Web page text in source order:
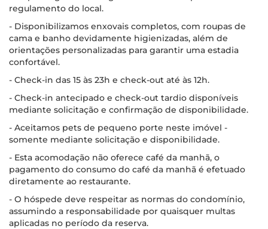
regulamento do local.
- Disponibilizamos enxovais completos, com roupas de
cama e banho devidamente higienizadas, além de
orientações personalizadas para garantir uma estadia
confortável.
- Check-in das 15 às 23h e check-out até às 12h.
- Check-in antecipado e check-out tardio disponíveis
mediante solicitação e confirmação de disponibilidade.
- Aceitamos pets de pequeno porte neste imóvel -
somente mediante solicitação e disponibilidade.
- Esta acomodação não oferece café da manhã, o
pagamento do consumo do café da manhã é efetuado
diretamente ao restaurante.
- O hóspede deve respeitar as normas do condomínio,
assumindo a responsabilidade por quaisquer multas
aplicadas no período da reserva.